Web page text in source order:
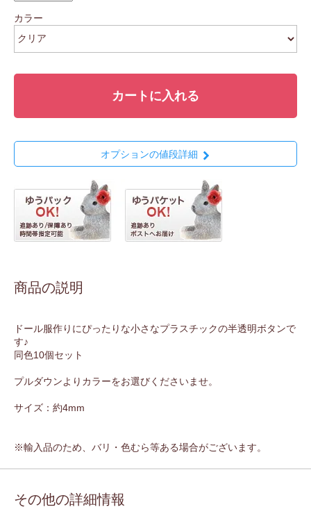
カラー
カートに入れる
オプションの値段詳細
商品の説明
ドール服作りにぴったりな小さなプラスチックの半透明ボタンで
す♪
同色10個セット
プルダウンよりカラーをお選びくださいませ。
サイズ：約4mm
※輸入品のため、バリ・色むら等ある場合がございます。
その他の詳細情報